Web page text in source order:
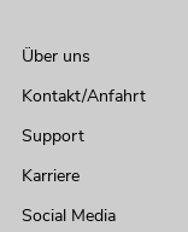
Über uns
Kontakt/Anfahrt
Support
Karriere
Social Media